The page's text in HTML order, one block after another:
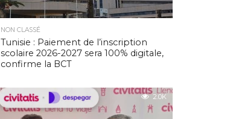
NON CLASSÉ
Tunisie : Paiement de l’inscription
scolaire 2026-2027 sera 100% digitale,
confirme la BCT
2.0K